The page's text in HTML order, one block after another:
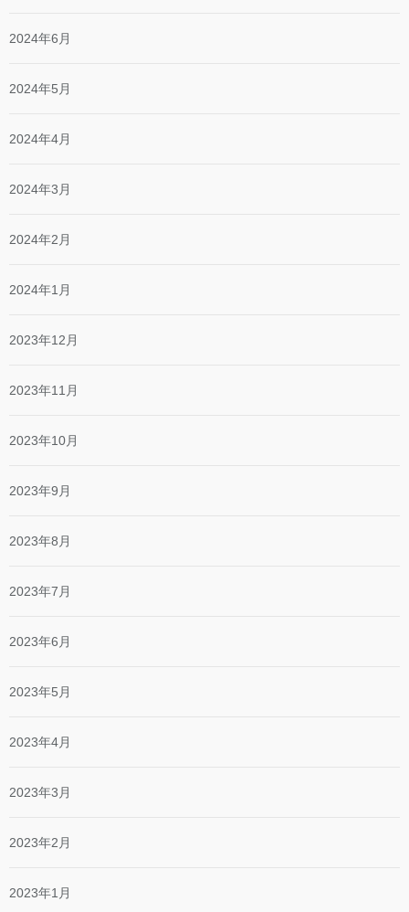
2024年6月
2024年5月
2024年4月
2024年3月
2024年2月
2024年1月
2023年12月
2023年11月
2023年10月
2023年9月
2023年8月
2023年7月
2023年6月
2023年5月
2023年4月
2023年3月
2023年2月
2023年1月